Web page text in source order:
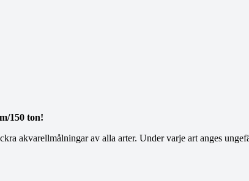
150 ton!
akvarellmålningar av alla arter. Under varje art anges